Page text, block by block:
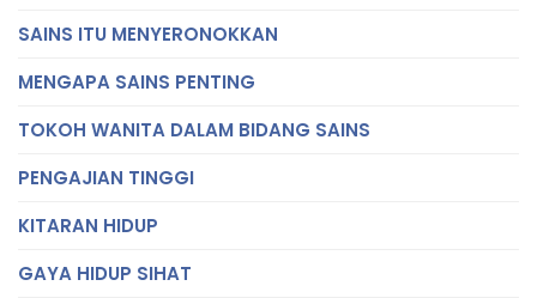
SAINS ITU MENYERONOKKAN
MENGAPA SAINS PENTING
TOKOH WANITA DALAM BIDANG SAINS
PENGAJIAN TINGGI
KITARAN HIDUP
GAYA HIDUP SIHAT